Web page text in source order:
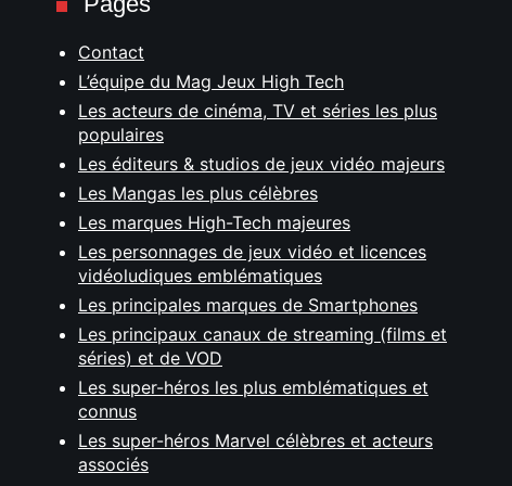
Contact
L’équipe du Mag Jeux High Tech
Les acteurs de cinéma, TV et séries les plus
populaires
Les éditeurs & studios de jeux vidéo majeurs
Les Mangas les plus célèbres
Les marques High-Tech majeures
Les personnages de jeux vidéo et licences
vidéoludiques emblématiques
Les principales marques de Smartphones
Les principaux canaux de streaming (films et
séries) et de VOD
Les super-héros les plus emblématiques et
connus
Les super-héros Marvel célèbres et acteurs
associés